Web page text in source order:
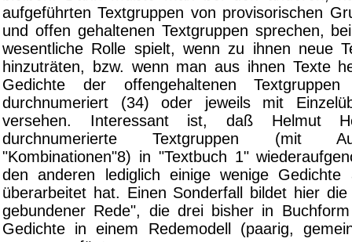
aufgeführten Textgruppen von provisorischen
und offen gehaltenen Textgruppen sprechen,
wesentliche Rolle spielt, wenn zu ihnen neue
hinzuträten, bzw. wenn man aus ihnen Texte
Gedichte der offengehaltenen
durchnumeriert (34) oder jeweils mit
versehen. Interessant ist, daß Helmut
durchnumerierte Textgruppen (mit
"Kombinationen"8) in "Textbuch 1"
den anderen lediglich einige wenige Gedichte
überarbeitet hat. Einen Sonderfall bildet hier
gebundener Rede", die drei bisher in
Gedichte in einem Redemodell (paarig,